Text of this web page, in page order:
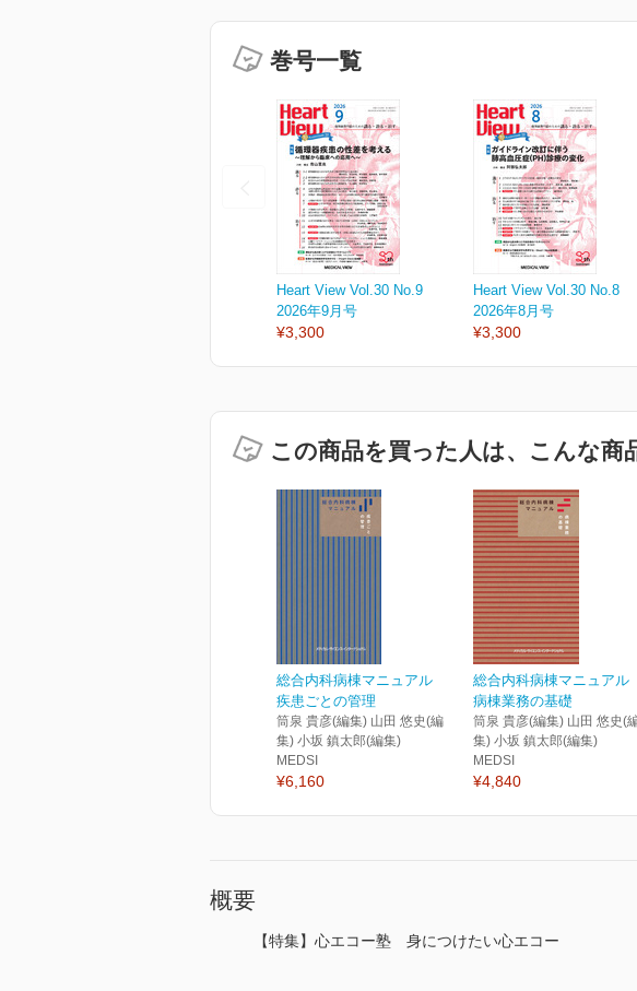
巻号一覧
Heart View Vol.30 No.9
2026年9月号
¥3,300
Heart View Vol.30 No.8
2026年8月号
¥3,300
この商品を買った人は、こんな商
総合内科病棟マニュアル
疾患ごとの管理
筒泉 貴彦(編集) 山田 悠史(編
集) 小坂 鎮太郎(編集)
MEDSI
¥6,160
総合内科病棟マニュアル
病棟業務の基礎
筒泉 貴彦(編集) 山田 悠史(
集) 小坂 鎮太郎(編集)
MEDSI
¥4,840
概要
【特集】心エコー塾 身につけたい心エコー